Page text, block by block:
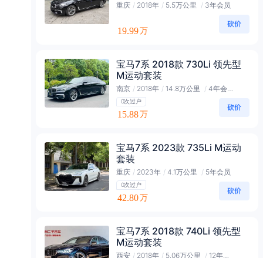
重庆 / 2018年 / 5.5万公里 / 3年会员
19.99万
宝马7系 2018款 730Li 领先型
M运动套装
南京 / 2018年 / 14.8万公里 / 4年会员
0次过户
15.88万
宝马7系 2023款 735Li M运动
套装
重庆 / 2023年 / 4.1万公里 / 5年会员
0次过户
42.80万
宝马7系 2018款 740Li 领先型
M运动套装
西安 / 2018年 / 5.06万公里 / 12年黑金会员